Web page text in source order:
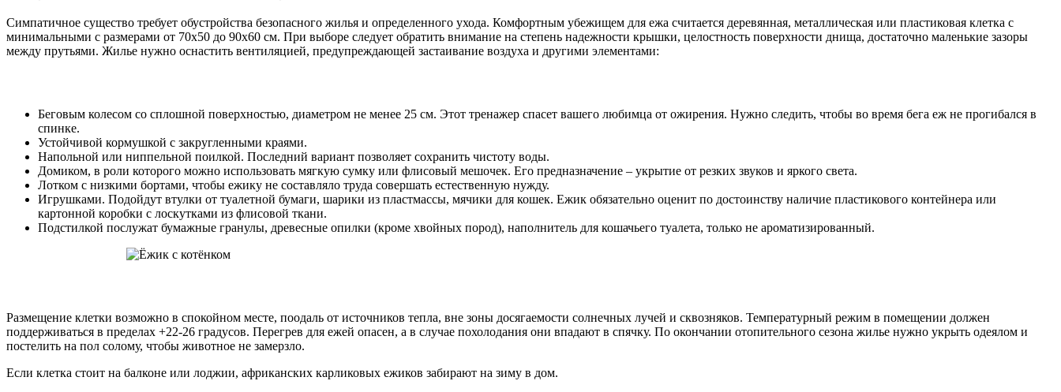
Симпатичное существо требует обустройства безопасного жилья и определенного ухода. Комфортным убежищем для ежа считается деревянная, металлическая или пластиковая клетка с
минимальными с размерами от 70х50 до 90х60 см. При выборе следует обратить внимание на степень надежности крышки, целостность поверхности днища, достаточно маленькие зазоры
между прутьями. Жилье нужно оснастить вентиляцией, предупреждающей застаивание воздуха и другими элементами:
Беговым колесом со сплошной поверхностью, диаметром не менее 25 см. Этот тренажер спасет вашего любимца от ожирения. Нужно следить, чтобы во время бега еж не прогибался в
спинке.
Устойчивой кормушкой с закругленными краями.
Напольной или ниппельной поилкой. Последний вариант позволяет сохранить чистоту воды.
Домиком, в роли которого можно использовать мягкую сумку или флисовый мешочек. Его предназначение – укрытие от резких звуков и яркого света.
Лотком с низкими бортами, чтобы ежику не составляло труда совершать естественную нужду.
Игрушками. Подойдут втулки от туалетной бумаги, шарики из пластмассы, мячики для кошек. Ежик обязательно оценит по достоинству наличие пластикового контейнера или
картонной коробки с лоскутками из флисовой ткани.
Подстилкой послужат бумажные гранулы, древесные опилки (кроме хвойных пород), наполнитель для кошачьего туалета, только не ароматизированный.
Размещение клетки возможно в спокойном месте, поодаль от источников тепла, вне зоны досягаемости солнечных лучей и сквозняков. Температурный режим в помещении должен
поддерживаться в пределах +22-26 градусов. Перегрев для ежей опасен, а в случае похолодания они впадают в спячку. По окончании отопительного сезона жилье нужно укрыть одеялом и
постелить на пол солому, чтобы животное не замерзло.
Если клетка стоит на балконе или лоджии, африканских карликовых ежиков забирают на зиму в дом.